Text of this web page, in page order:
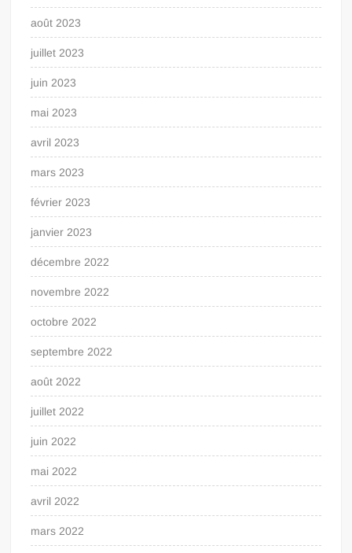
août 2023
juillet 2023
juin 2023
mai 2023
avril 2023
mars 2023
février 2023
janvier 2023
décembre 2022
novembre 2022
octobre 2022
septembre 2022
août 2022
juillet 2022
juin 2022
mai 2022
avril 2022
mars 2022